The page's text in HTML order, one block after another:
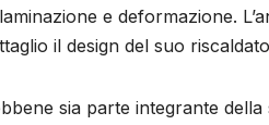
e deformazione.
il design del suo
sia parte integrante